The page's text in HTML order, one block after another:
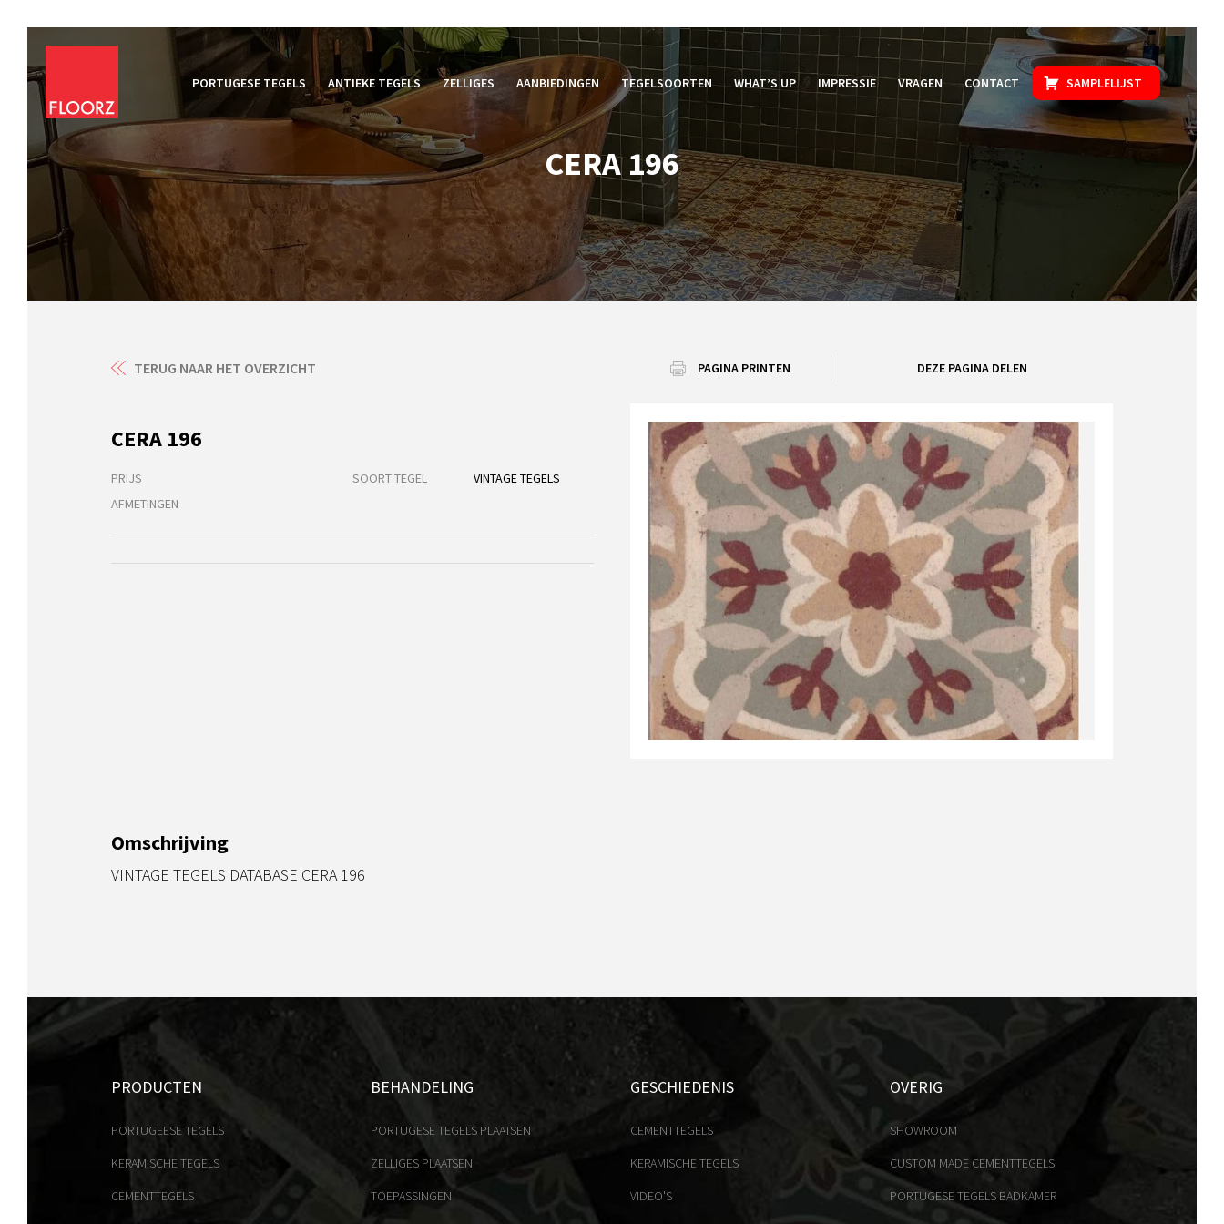
PORTUGESE TEGELS ANTIEKE TEGELS ZELLIGES AANBIEDINGEN TEGELSOORTEN WHAT’S UP IMPRESSIE VRAGEN CONTACT SAMPLELIJST
CERA 196
TERUG NAAR HET OVERZICHT PAGINA PRINTEN DEZE PAGINA DELEN
CERA 196
PRIJS SOORT TEGEL
VINTAGE TEGELS
AFMETINGEN
Omschrijving
VINTAGE TEGELS DATABASE CERA 196
PRODUCTEN
PORTUGEESE TEGELS
KERAMISCHE TEGELS
CEMENTTEGELS
BEHANDELING
PORTUGESE TEGELS PLAATSEN
ZELLIGES PLAATSEN
TOEPASSINGEN
GESCHIEDENIS
CEMENTTEGELS
KERAMISCHE TEGELS
VIDEO'S
OVERIG
SHOWROOM
CUSTOM MADE CEMENTTEGELS
PORTUGESE TEGELS BADKAMER